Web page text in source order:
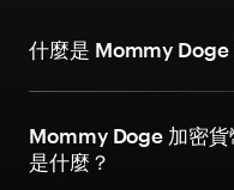
什麼是 Mommy Doge
Mommy Doge 加密
是什麼？